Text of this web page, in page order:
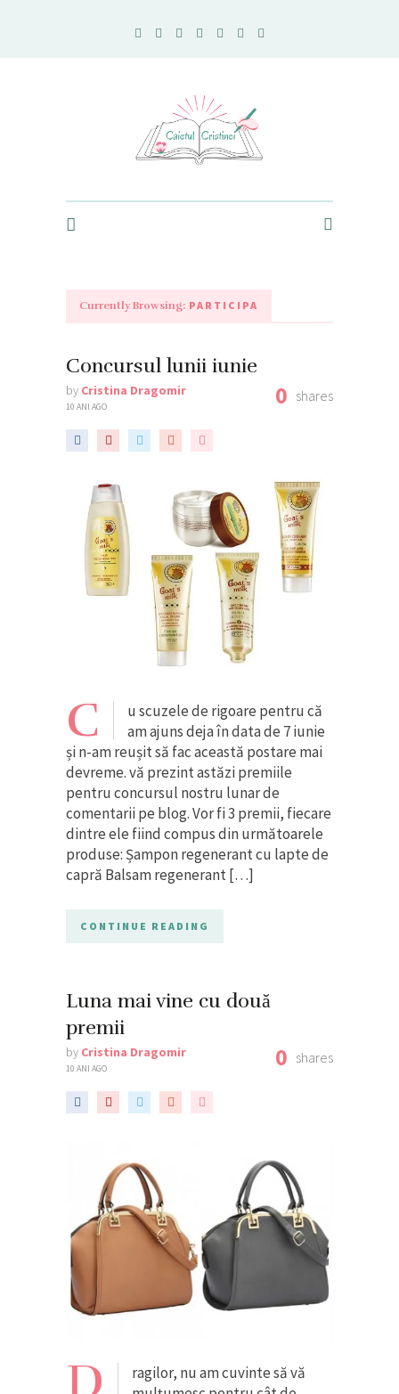
Currently Browsing: PARTICIPA
Concursul lunii iunie
by Cristina Dragomir
10 ANI AGO 0 shares
C
u scuzele de rigoare pentru că
am ajuns deja în data de 7 iunie
și n-am reușit să fac această postare mai
devreme. vă prezint astăzi premiile
pentru concursul nostru lunar de
comentarii pe blog. Vor fi 3 premii, fiecare
dintre ele fiind compus din următoarele
produse: Șampon regenerant cu lapte de
capră Balsam regenerant […]
CONTINUE READING
Luna mai vine cu două
premii
by Cristina Dragomir
10 ANI AGO 0 shares
D
ragilor, nu am cuvinte să vă